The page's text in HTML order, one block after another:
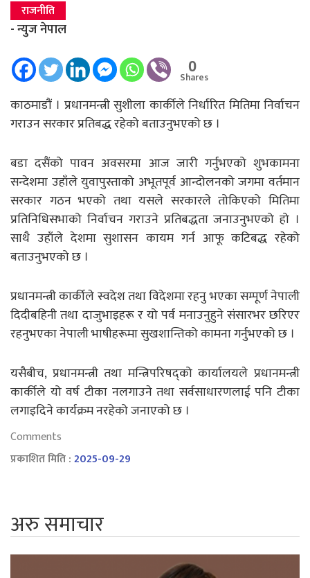
राजनीति
- न्युज नेपाल
0
Shares
काठमाडौं । प्रधानमन्त्री सुशीला कार्कीले निर्धारित मितिमा निर्वाचन
गराउन सरकार प्रतिबद्ध रहेको बताउनुभएको छ ।
बडा दसैंको पावन अवसरमा आज जारी गर्नुभएको शुभकामना
सन्देशमा उहाँले युवापुस्ताको अभूतपूर्व आन्दोलनको जगमा वर्तमान
सरकार गठन भएको तथा यसले सरकारले तोकिएको मितिमा
प्रतिनिधिसभाको निर्वाचन गराउने प्रतिबद्धता जनाउनुभएको हो ।
साथै उहाँले देशमा सुशासन कायम गर्न आफू कटिबद्ध रहेको
बताउनुभएको छ ।
प्रधानमन्त्री कार्कीले स्वदेश तथा विदेशमा रहनु भएका सम्पूर्ण नेपाली
दिदीबहिनी तथा दाजुभाइहरू र यो पर्व मनाउनुहुने संसारभर छरिएर
रहनुभएका नेपाली भाषीहरूमा सुखशान्तिको कामना गर्नुभएको छ ।
यसैबीच, प्रधानमन्त्री तथा मन्त्रिपरिषद्को कार्यालयले प्रधानमन्त्री
कार्कीले यो वर्ष टीका नलगाउने तथा सर्वसाधारणलाई पनि टीका
लगाइदिने कार्यक्रम नरहेको जनाएको छ ।
Comments
प्रकाशित मिति :2025-09-29
अरु समाचार